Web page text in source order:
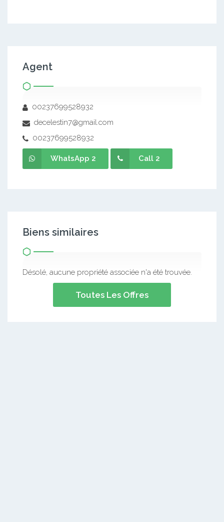
Agent
00237699528932
decelestin7@gmail.com
00237699528932
WhatsApp 2 Call 2
Biens similaires
Désolé, aucune propriété associée n'a été trouvée.
Toutes Les Offres